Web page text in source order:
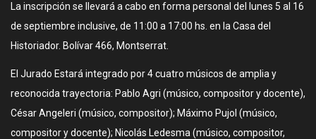
La inscripción se llevará a cabo en forma personal del lunes 5 al 16
de septiembre inclusive, de 11:00 a 17:00 hs. en la Casa del
Historiador. Bolívar 466, Montserrat.
El Jurado Estará integrado por 4 cuatro músicos de amplia y
reconocida trayectoria: Pablo Agri (músico, compositor y docente),
César Angeleri (músico, compositor); Máximo Pujol (músico,
compositor y docente); Nicolás Ledesma (músico, compositor,